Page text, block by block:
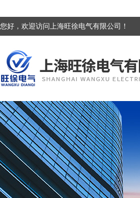
您好，欢迎访问上海旺徐电气有限公司！